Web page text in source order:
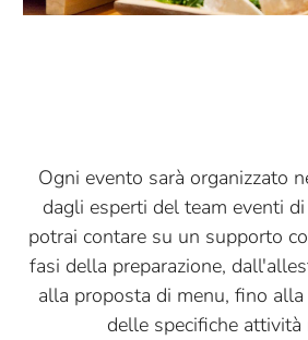
Ogni evento sarà organizzato
dagli esperti del team eventi di
potrai contare su un supporto
fasi della preparazione,
alla proposta di menu, fino
delle specifiche attività